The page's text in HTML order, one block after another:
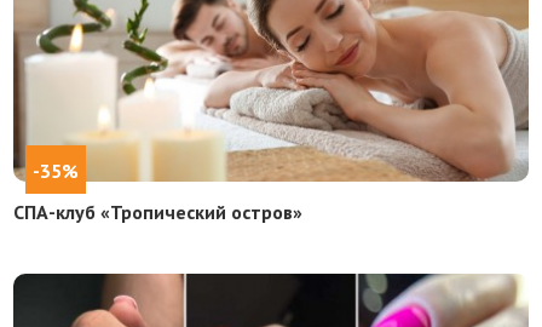
-35%
СПА-клуб «Тропический остров»